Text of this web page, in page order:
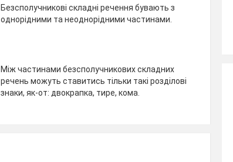
Безсполучникові складні речення бувають з
однорідними та неоднорідними частинами.
Між частинами безсполучникових складних
речень можуть ставитись тільки такі розділові
знаки, як-от: двокрапка, тире, кома.